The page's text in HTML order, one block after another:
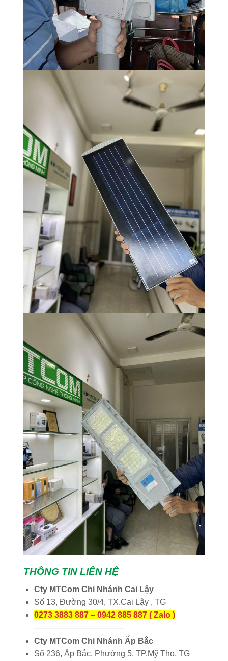
THÔNG TIN LIÊN HỆ
Cty MTCom Chi Nhánh Cai Lậy
Số 13, Đường 30/4, TX.Cai Lậy , TG
0273 3883 887 – 0942 885 887 ( Zalo )
———————————
Cty MTCom Chi Nhánh Ấp Bắc
Số 236, Ấp Bắc, Phường 5, TP.Mỹ Tho, TG